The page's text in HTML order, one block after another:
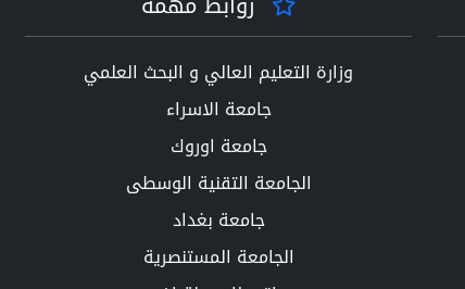
وزارة التعليم العالي و البحث العلمي
جامعة الاسراء
جامعة اوروك
الجامعة التقنية الوسطى
جامعة بغداد
الجامعة المستنصرية